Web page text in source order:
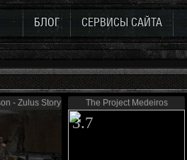
БЛОГ СЕРВИСЫ САЙТА
- Zulus Story 0.5 The Project Medeiros
3.7